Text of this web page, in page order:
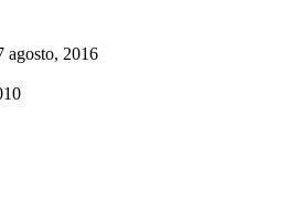
agosto, 2016